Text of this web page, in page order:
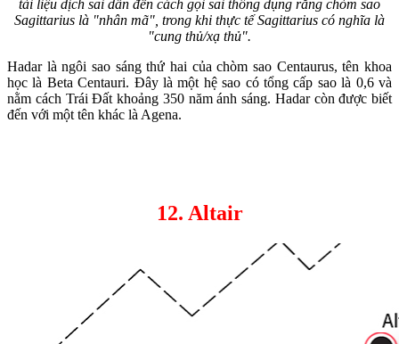
tài liệu dịch sai dẫn đến cách gọi sai thông dụng rằng chòm sao
Sagittarius là "nhân mã", trong khi thực tế Sagittarius có nghĩa là
"cung thủ/xạ thủ".
Hadar là ngôi sao sáng thứ hai của chòm sao Centaurus, tên khoa
học là Beta Centauri. Đây là một hệ sao có tổng cấp sao là 0,6 và
nằm cách Trái Đất khoảng 350 năm ánh sáng. Hadar còn được biết
đến với một tên khác là Agena.
12. Altair